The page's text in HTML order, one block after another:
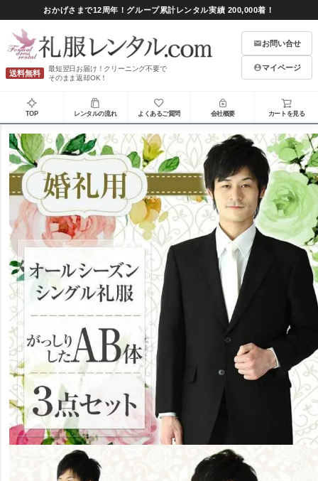
おかげさまで12周年！グループ累計レンタル実績 200,000着！
送料無料
最短翌日お届け！クリーニング不要で
そのまま返却OK！
お問い合せ
マイページ
TOP レンタルの流れ よくあるご質問 会社概要 カートを見る